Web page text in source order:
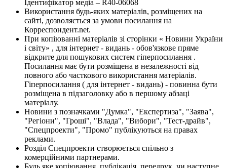
Ідентифікатор медіа – R40-06068
Використання будь-яких матеріалів, розміщених на
сайті, дозволяється за умови посилання на
Корреспондент.net.
При копіюванні матеріалів зі сторінки « Новини України
і світу» , для інтернет - видань - обов'язкове пряме
відкрите для пошукових систем гіперпосилання .
Посилання має бути розміщена в незалежності від
повного або часткового використання матеріалів.
Гіперпосилання ( для інтернет - видань) - повинна бути
розміщена в підзаголовку або в першому абзаці
матеріалу.
Новини з позначками "Думка", "Експертиза", "Заява",
"Регіони", "Гроші", "Влада", "Вибори", "Тест-драйв",
"Спецпроекти", "Промо" публікуються на правах
реклами.
Розділ Спецпроекти створюється спільно з
комерційними партнерами.